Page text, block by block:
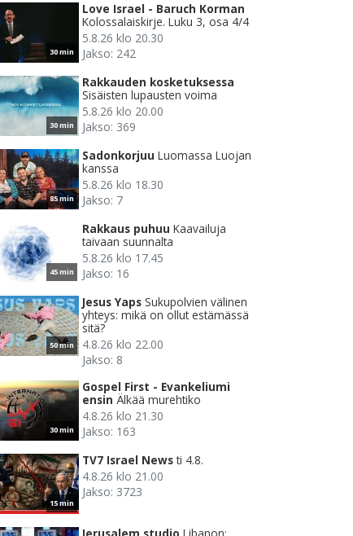
30 min
Love Israel - Baruch Korman
Kolossalaiskirje. Luku 3, osa 4/4
5.8.26 klo 20.30
Jakso: 242
30 min
Rakkauden kosketuksessa
Sisäisten lupausten voima
5.8.26 klo 20.00
Jakso: 369
85 min
Sadonkorjuu Luomassa Luojan
kanssa
5.8.26 klo 18.30
Jakso: 7
45 min
Rakkaus puhuu Kaavailuja
taivaan suunnalta
5.8.26 klo 17.45
Jakso: 16
50 min
Jesus Yaps Sukupolvien välinen
yhteys: mikä on ollut estämässä
sitä?
4.8.26 klo 22.00
Jakso: 8
30 min
Gospel First - Evankeliumi
ensin Älkää murehtiko
4.8.26 klo 21.30
Jakso: 163
15 min
TV7 Israel News ti 4.8.
4.8.26 klo 21.00
Jakso: 3723